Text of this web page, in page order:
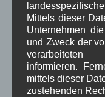
Musik , Natur
Schule , Sport
TV ,Umfrage ,
Verwaltung ,
Mittels dieser
Unternehmen
und Zweck der
verarbeiteten
informieren.
mittels dieser
zustehenden